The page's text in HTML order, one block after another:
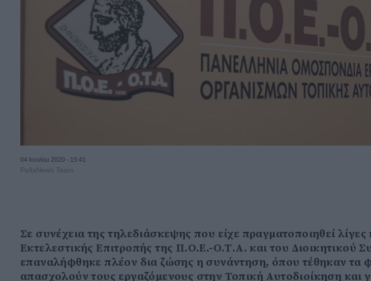
04 Ιουνίου 2020 - 15:41
PellaNews Team
Σε συνέχεια της τηλεδιάσκεψης που είχε πραγματοποιηθεί λίγες
Εκτελεστικής Επιτροπής της Π.Ο.Ε.-Ο.Τ.Α. και του Διοικητικού
επαναλήφθηκε πλέον δια ζώσης η συνάντηση, όπου τέθηκαν τα
απασχολούν τους εργαζόμενους στην Τοπική Αυτοδιοίκηση και